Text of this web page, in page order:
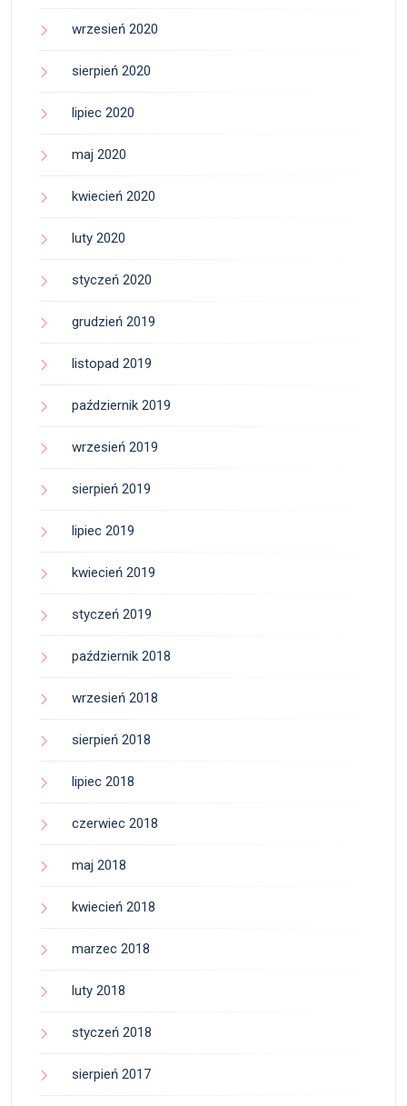
wrzesień 2020
sierpień 2020
lipiec 2020
maj 2020
kwiecień 2020
luty 2020
styczeń 2020
grudzień 2019
listopad 2019
październik 2019
wrzesień 2019
sierpień 2019
lipiec 2019
kwiecień 2019
styczeń 2019
październik 2018
wrzesień 2018
sierpień 2018
lipiec 2018
czerwiec 2018
maj 2018
kwiecień 2018
marzec 2018
luty 2018
styczeń 2018
sierpień 2017